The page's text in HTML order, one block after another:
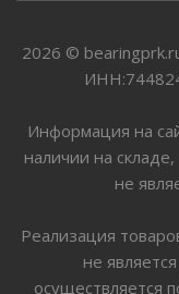
2026 ©
Информация на
наличии на
не
Реализация
не
осуществляется